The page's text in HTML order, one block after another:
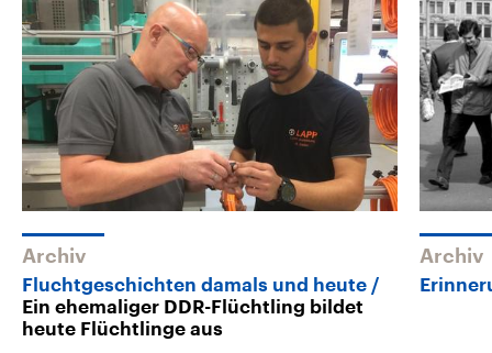
Archiv
Fluchtgeschichten damals und heute
Ein ehemaliger DDR-Flüchtling bildet
heute Flüchtlinge aus
Archiv